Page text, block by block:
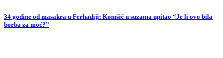
34 godine od masakra u Ferhadiji: Komšić u suzama upitao “Je li ovo bila
borba za moć?”